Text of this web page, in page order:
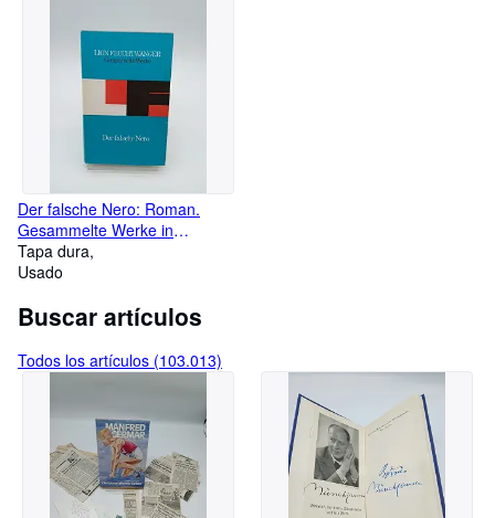
Der falsche Nero: Roman.
Gesammelte Werke in
Einzelbänden Roman.
Gesammelte Werke in
Tapa dura
Usado
Buscar artículos
Todos los artículos (103.013)